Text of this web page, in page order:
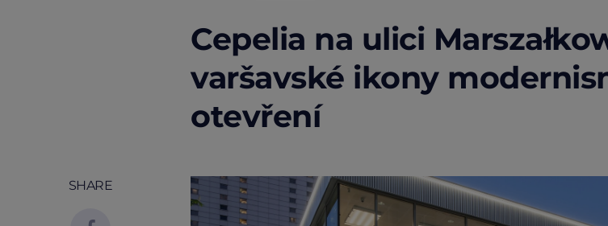
Cepelia na ulici
varšavské ikony
otevření
SHARE